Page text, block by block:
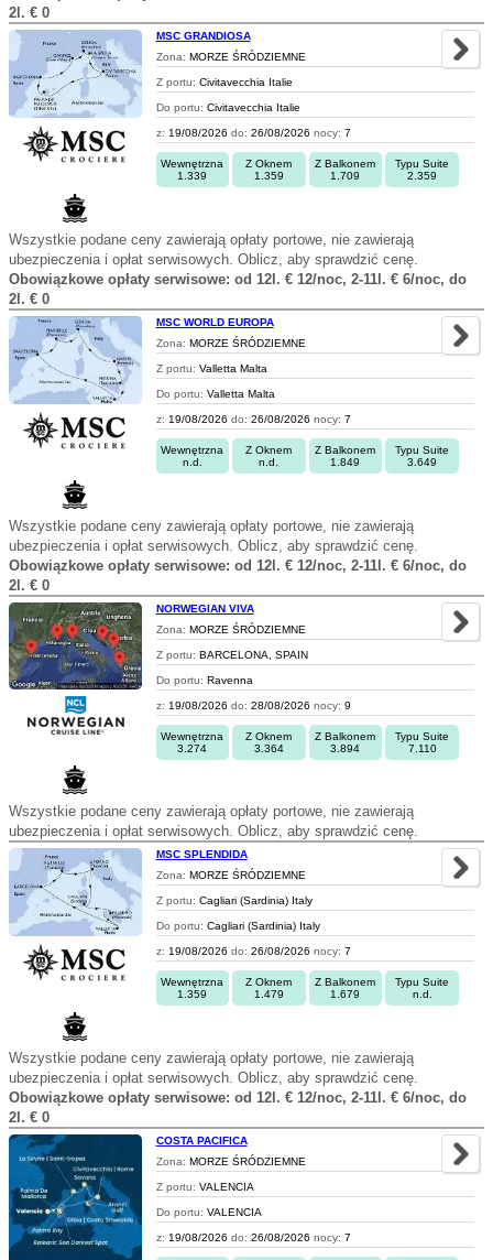
2l. € 0
MSC GRANDIOSA
Zona: MORZE ŚRÓDZIEMNE
Z portu: Civitavecchia Italie
Do portu: Civitavecchia Italie
z: 19/08/2026 do: 26/08/2026 nocy: 7
Wewnętrzna
1.339
Z Oknem
1.359
Z Balkonem
1.709
Typu Suite
2.359
Wszystkie podane ceny zawierają opłaty portowe, nie zawierają
ubezpieczenia i opłat serwisowych. Oblicz, aby sprawdzić cenę.
Obowiązkowe opłaty serwisowe: od 12l. € 12/noc, 2-11l. € 6/noc, do
2l. € 0
MSC WORLD EUROPA
Zona: MORZE ŚRÓDZIEMNE
Z portu: Valletta Malta
Do portu: Valletta Malta
z: 19/08/2026 do: 26/08/2026 nocy: 7
Wewnętrzna
n.d.
Z Oknem
n.d.
Z Balkonem
1.849
Typu Suite
3.649
Wszystkie podane ceny zawierają opłaty portowe, nie zawierają
ubezpieczenia i opłat serwisowych. Oblicz, aby sprawdzić cenę.
Obowiązkowe opłaty serwisowe: od 12l. € 12/noc, 2-11l. € 6/noc, do
2l. € 0
NORWEGIAN VIVA
Zona: MORZE ŚRÓDZIEMNE
Z portu: BARCELONA, SPAIN
Do portu: Ravenna
z: 19/08/2026 do: 28/08/2026 nocy: 9
Wewnętrzna
3.274
Z Oknem
3.364
Z Balkonem
3.894
Typu Suite
7.110
Wszystkie podane ceny zawierają opłaty portowe, nie zawierają
ubezpieczenia i opłat serwisowych. Oblicz, aby sprawdzić cenę.
MSC SPLENDIDA
Zona: MORZE ŚRÓDZIEMNE
Z portu: Cagliari (Sardinia) Italy
Do portu: Cagliari (Sardinia) Italy
z: 19/08/2026 do: 26/08/2026 nocy: 7
Wewnętrzna
1.359
Z Oknem
1.479
Z Balkonem
1.679
Typu Suite
n.d.
Wszystkie podane ceny zawierają opłaty portowe, nie zawierają
ubezpieczenia i opłat serwisowych. Oblicz, aby sprawdzić cenę.
Obowiązkowe opłaty serwisowe: od 12l. € 12/noc, 2-11l. € 6/noc, do
2l. € 0
COSTA PACIFICA
Zona: MORZE ŚRÓDZIEMNE
Z portu: VALENCIA
Do portu: VALENCIA
z: 19/08/2026 do: 26/08/2026 nocy: 7